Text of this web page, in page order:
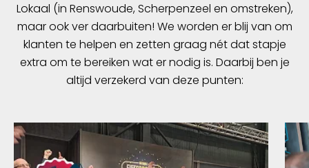
Lokaal (in Renswoude, Scherpenzeel en omstreken),
maar ook ver daarbuiten! We worden er blij van om
klanten te helpen en zetten graag nét dat stapje
extra om te bereiken wat er nodig is. Daarbij ben je
altijd verzekerd van deze punten: